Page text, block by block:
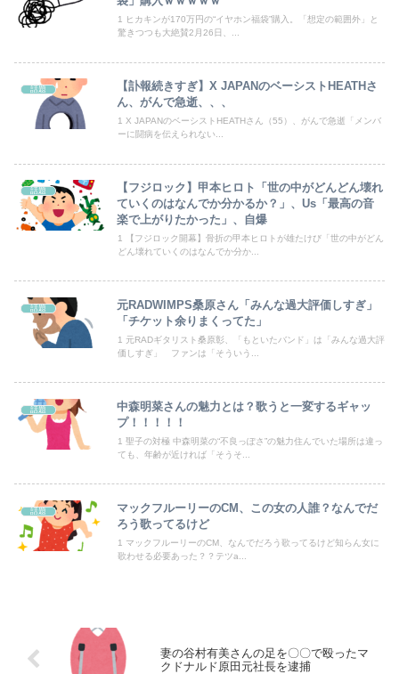
病院の待合室で子供がドタバタ走ってギャーギャー騒いでても親はスマホポチポチか談笑で放置
【画像あり】スケ〇過ぎるタイツ、発売ｗｗｗｗｗｗｗｗｗｗｗｗｗ
【画像】暴走族のセ〇クス、エチエチすぎるｗｗｗwｗｗｗｗｗｗｗｗ
【画像】どのくノ一を快楽責めしたいｗｗｗｗｗ
中国、三峡ダムが全開放流。長江流域で深刻な洪水被害
漫画史上最高傑作、ついにこの6つに絞られる！！！
高市総理「物価上昇を上回る賃上げを日本に定着させる」⇒ 国家公務員月給3.51％増へ
海外「日本は戦勝国なんだよ」 戦後の日本人の特別な生き様に各国から称賛の声
中国、三峡ダムが全開放流。長江流域で深刻な洪水被害
1 ヒカキンが170万円の“イヤホン福袋”購入。「想定の範囲外」と
驚きつつも大絶賛2月26日、...
話題
【訃報続きすぎ】X JAPANのベーシストHEATHさ
ん、がんで急逝、、、
1 X JAPANのベーシストHEATHさん（55）、がんで急逝「メンバ
ーに闘病を伝えられない...
話題
【フジロック】甲本ヒロト「世の中がどんどん壊れ
ていくのはなんでか分かるか？」、Us「最高の音
楽で上がりたかった」、自爆
1 【フジロック開幕】骨折の甲本ヒロトが雄たけび「世の中がどん
どん壊れていくのはなんでか分か...
話題
元RADWIMPS桑原さん「みんな過大評価しすぎ」
「チケット余りまくってた」
1 元RADギタリスト桑原彰、「もといたバンド」は「みんな過大評
価しすぎ」 ファンは「そういう...
話題
中森明菜さんの魅力とは？歌うと一変するギャッ
プ！！！！！
1 聖子の対極 中森明菜の“不良っぽさ”の魅力住んでいた場所は違っ
ても、年齢が近ければ「そうそ...
話題
マックフルーリーのCM、この女の人誰？なんでだ
ろう歌ってるけど
1 マックフルーリーのCM、なんでだろう歌ってるけど知らん女に
歌わせる必要あった？？テツa...
妻の谷村有美さんの足を〇〇で殴ったマ
クドナルド原田元社長を逮捕